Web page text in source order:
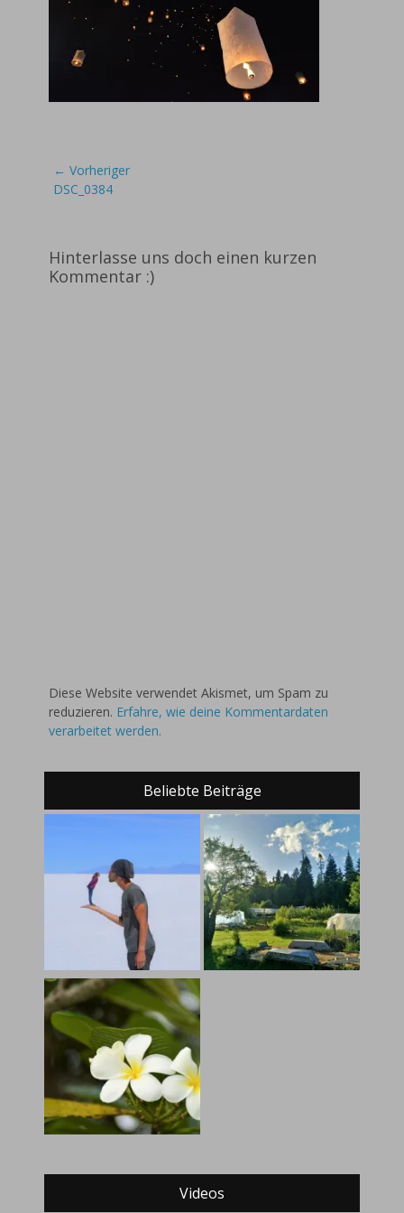
Beitragsnavigation
← Vorheriger
Vorheriger
DSC_0384
Hinterlasse uns doch einen kurzen
Kommentar :)
Diese Website verwendet Akismet, um Spam zu
reduzieren. Erfahre, wie deine Kommentardaten
verarbeitet werden.
Beliebte Beiträge
Videos